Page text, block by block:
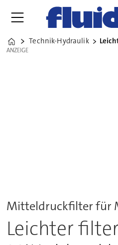
Home
Technik-Hydraulik
ANZEIGE
ANZEIGE
Mitteldruckfilter für
Leichter